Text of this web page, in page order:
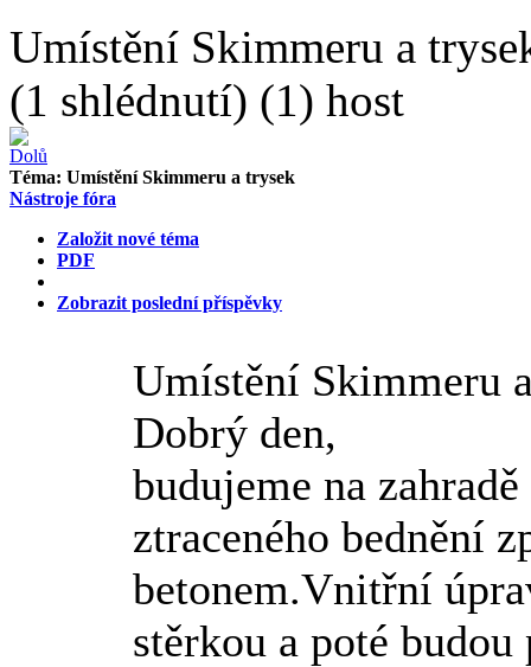
Umístění Skimmeru a
(1 shlédnutí) (1) host
Téma: Umístění Skimmeru a trysek
Nástroje fóra
Založit nové téma
PDF
Zobrazit poslední příspěvky
Umístění Skimmeru
Dobrý den,
budujeme na
ztraceného bednění
betonem.Vnitřní
stěrkou a poté